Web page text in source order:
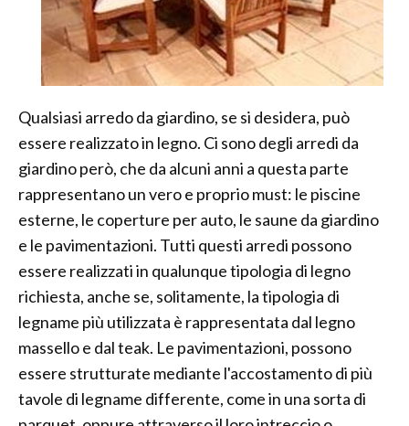
Qualsiasi arredo da giardino, se si desidera, può
essere realizzato in legno. Ci sono degli arredi da
giardino però, che da alcuni anni a questa parte
rappresentano un vero e proprio must: le piscine
esterne, le coperture per auto, le saune da giardino
e le pavimentazioni. Tutti questi arredi possono
essere realizzati in qualunque tipologia di legno
richiesta, anche se, solitamente, la tipologia di
legname più utilizzata è rappresentata dal legno
massello e dal teak. Le pavimentazioni, possono
essere strutturate mediante l'accostamento di più
tavole di legname differente, come in una sorta di